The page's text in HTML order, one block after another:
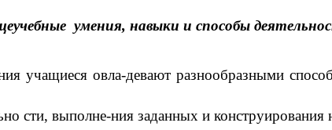
умения, навыки и способы
учащиеся овла-девают разнообразными
сти, выполне-ния заданных и